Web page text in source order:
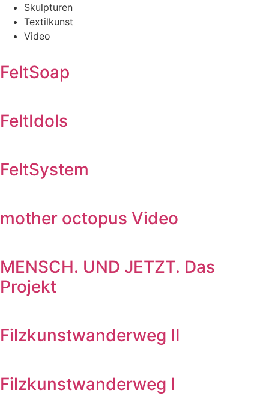
Skulpturen
Textilkunst
Video
FeltSoap
FeltIdols
FeltSystem
mother octopus Video
MENSCH. UND JETZT. Das
Projekt
Filzkunstwanderweg II
Filzkunstwanderweg I